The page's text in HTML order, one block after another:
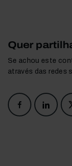
Quer
Se achou este
através das redes